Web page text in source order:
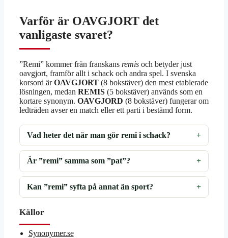
Varför är OAVGJORT det
vanligaste svaret?
”Remi” kommer från franskans remis och betyder just
oavgjort, framför allt i schack och andra spel. I svenska
korsord ärOAVGJORT (8 bokstäver) den mest etablerade
lösningen, medan REMIS (5 bokstäver) används som en
kortare synonym. OAVGJORD (8 bokstäver) fungerar om
ledtråden avser en match eller ett parti i bestämd form.
Vad heter det när man gör remi i schack?
Är ”remi” samma som ”pat”?
Kan ”remi” syfta på annat än sport?
Källor
Synonymer.se